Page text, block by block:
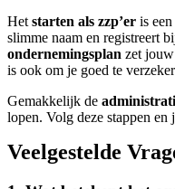
Het starten als zzp’er is
slimme naam en registreert
ondernemingsplan zet
is ook om je goed te
Gemakkelijk de
lopen. Volg deze stappen
Veelgestelde